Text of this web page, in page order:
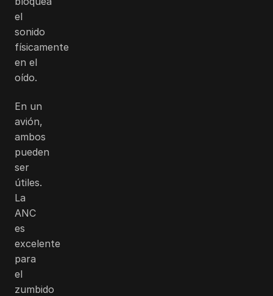
el
sonido
físicamente
en el
oído.
En un
avión,
ambos
pueden
ser
útiles.
La
ANC
es
excelente
para
el
zumbido